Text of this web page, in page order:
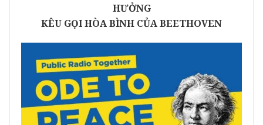
HƯỞNG
KÊU GỌI HÒA BÌNH CỦA BEETHOVEN